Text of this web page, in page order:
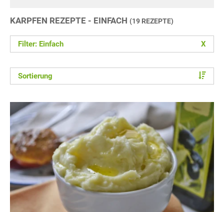
KARPFEN REZEPTE - EINFACH (19 REZEPTE)
Filter: Einfach X
Sortierung